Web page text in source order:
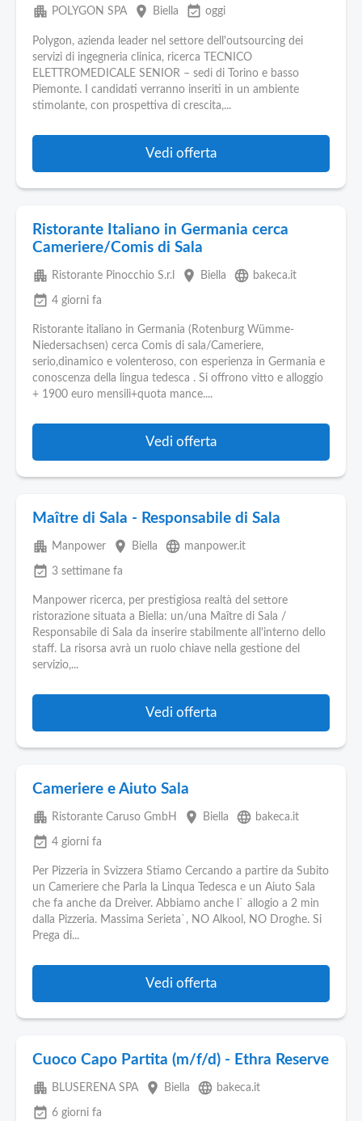
apartment POLYGON SPA place Biella event_available oggi
Polygon, azienda leader nel settore dell'outsourcing dei
servizi di ingegneria clinica, ricerca TECNICO
ELETTROMEDICALE SENIOR – sedi di Torino e basso
Piemonte. I candidati verranno inseriti in un ambiente
stimolante, con prospettiva di crescita,...
Vedi offerta
Ristorante Italiano in Germania cerca
Cameriere/Comis di Sala
apartment Ristorante Pinocchio S.r.l place Biella language bakeca.it
event_available 4 giorni fa
Ristorante italiano in Germania (Rotenburg Wümme-
Niedersachsen) cerca Comis di sala/Cameriere,
serio,dinamico e volenteroso, con esperienza in Germania e
conoscenza della lingua tedesca . Si offrono vitto e alloggio
+ 1900 euro mensili+quota mance....
Vedi offerta
Maître di Sala - Responsabile di Sala
apartment Manpower place Biella language manpower.it
event_available 3 settimane fa
Manpower ricerca, per prestigiosa realtà del settore
ristorazione situata a Biella: un/una Maître di Sala /
Responsabile di Sala da inserire stabilmente all'interno dello
staff. La risorsa avrà un ruolo chiave nella gestione del
servizio,...
Vedi offerta
Cameriere e Aiuto Sala
apartment Ristorante Caruso GmbH place Biella language bakeca.it
event_available 4 giorni fa
Per Pizzeria in Svizzera Stiamo Cercando a partire da Subito
un Cameriere che Parla la Linqua Tedesca e un Aiuto Sala
che fa anche da Dreiver. Abbiamo anche l` allogio a 2 min
dalla Pizzeria. Massima Serieta`, NO Alkool, NO Droghe. Si
Prega di...
Vedi offerta
Cuoco Capo Partita (m/f/d) - Ethra Reserve
apartment BLUSERENA SPA place Biella language bakeca.it
event_available 6 giorni fa